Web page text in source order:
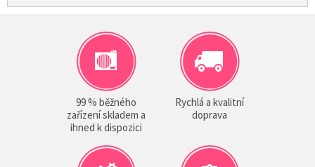
99 % běžného
zařízení skladem a
ihned k dispozici
Rychlá a kvalitní
doprava